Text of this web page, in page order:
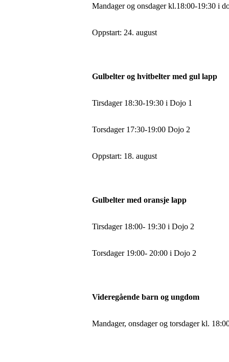
Mandager og onsdager kl.18:00-19:30 i
Oppstart: 24. august
Gulbelter og hvitbelter med gul lapp
Tirsdager 18:30-19:30 i Dojo 1
Torsdager 17:30-19:00 Dojo 2
Oppstart: 18. august
Gulbelter med oransje lapp
Tirsdager 18:00- 19:30 i Dojo 2
Torsdager 19:00- 20:00 i Dojo 2
Videregående barn og ungdom
Mandager, onsdager og torsdager kl.